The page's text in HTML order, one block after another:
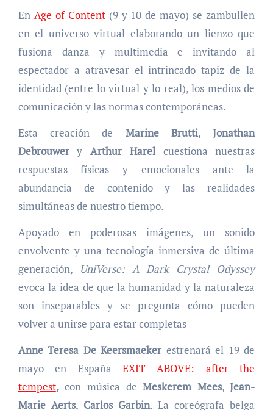
En Age of Content(9 y 10 de mayo) se zambullen
en el universo virtual elaborando un lienzo que
fusiona danza y multimedia e invitando al
espectador a atravesar el intrincado tapiz de la
identidad (entre lo virtual y lo real), los medios de
comunicación y las normas contemporáneas.
Esta creación de Marine Brutti,Jonathan
DebrouweryArthur Harel cuestiona nuestras
respuestas físicas y emocionales ante la
abundancia de contenido y las realidades
simultáneas de nuestro tiempo.
Apoyado en poderosas imágenes, un sonido
envolvente y una tecnología inmersiva de última
generación,
UniVerse: A Dark Crystal Odyssey
evoca la idea de que la humanidad y la naturaleza
son inseparables y se pregunta cómo pueden
volver a unirse para estar completas
Anne Teresa De Keersmaeker estrenará el 19 de
mayo en España EXIT ABOVE: after the
tempest,con música deMeskerem Mees,Jean-
Marie Aerts, Carlos Garbin. La coreógrafa belga